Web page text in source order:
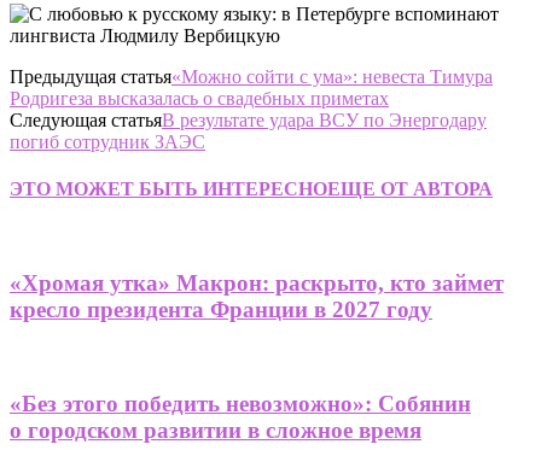
Предыдущая статья«Можно сойти с ума»: невеста Тимура
Родригеза высказалась о свадебных приметах
Следующая статьяВ результате удара ВСУ по Энергодару
погиб сотрудник ЗАЭС
ЭТО МОЖЕТ БЫТЬ ИНТЕРЕСНОЕЩЕ ОТ АВТОРА
«Хромая утка» Макрон: раскрыто, кто займет
кресло президента Франции в 2027 году
«Без этого победить невозможно»: Собянин
о городском развитии в сложное время